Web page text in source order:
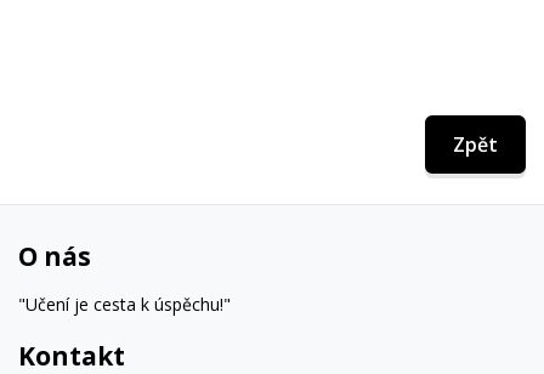
Zpět
O nás
"Učení je cesta k úspěchu!"
Kontakt